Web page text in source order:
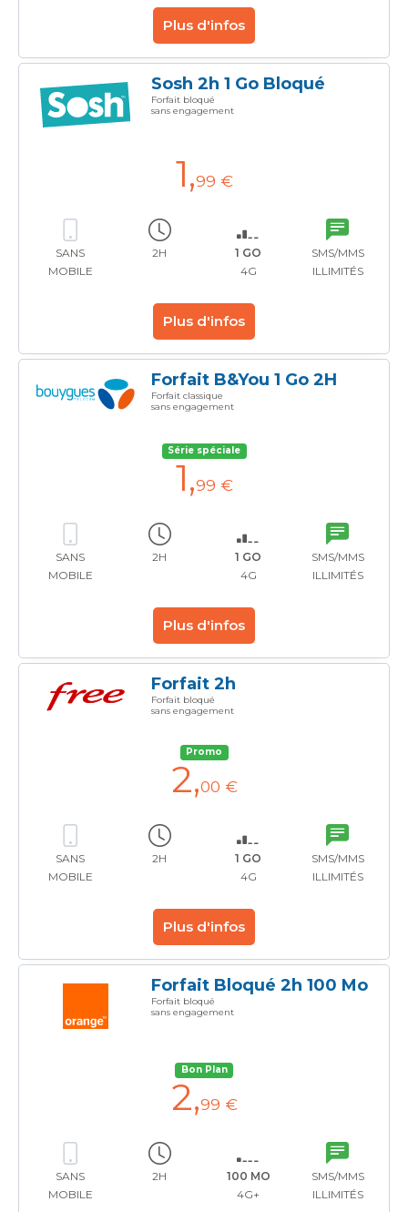
Plus d'infos
Sosh 2h 1 Go Bloqué
Forfait bloqué
sans engagement
1,99 €
SANS
MOBILE
2H
1 GO
4G
SMS/MMS
ILLIMITÉS
Plus d'infos
Forfait B&You 1 Go 2H
Forfait classique
sans engagement
Série spéciale
1,99 €
SANS
MOBILE
2H
1 GO
4G
SMS/MMS
ILLIMITÉS
Plus d'infos
Forfait 2h
Forfait bloqué
sans engagement
Promo
2,00 €
SANS
MOBILE
2H
1 GO
4G
SMS/MMS
ILLIMITÉS
Plus d'infos
Forfait Bloqué 2h 100 Mo
Forfait bloqué
sans engagement
Bon Plan
2,99 €
SANS
MOBILE
2H
100 MO
4G+
SMS/MMS
ILLIMITÉS